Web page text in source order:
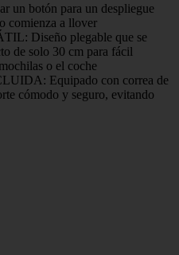
un botón para un despliegue
comienza a llover
Diseño plegable que se
de solo 30 cm para fácil
o el coche
Equipado con correa de
cómodo y seguro, evitando